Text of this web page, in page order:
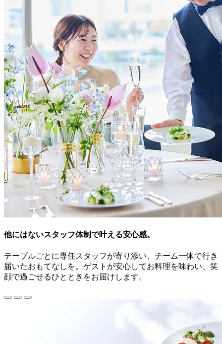
他にはないスタッフ体制で叶える安心感。
テーブルごとに専任スタッフが寄り添い、チーム一体で行き
届いたおもてなしを。ゲストが安心してお料理を味わい、笑
顔で過ごせるひとときをお届けします。